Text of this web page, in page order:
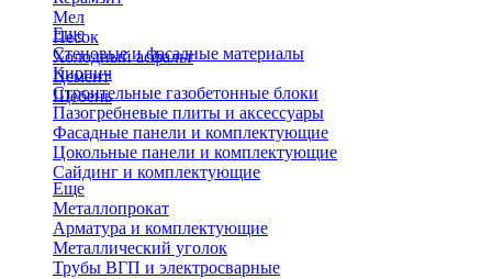
Мел
Песок
Холодный асфальт
Цемент
Щебень
Еще
Стеновые и фасадные материалы
Кирпич
Строительные газобетонные блоки
Пазогребневые плиты и аксессуары
Фасадные панели и комплектующие
Цокольные панели и комплектующие
Сайдинг и комплектующие
Еще
Металлопрокат
Арматура и комплектующие
Металлический уголок
Трубы ВГП и электросварные